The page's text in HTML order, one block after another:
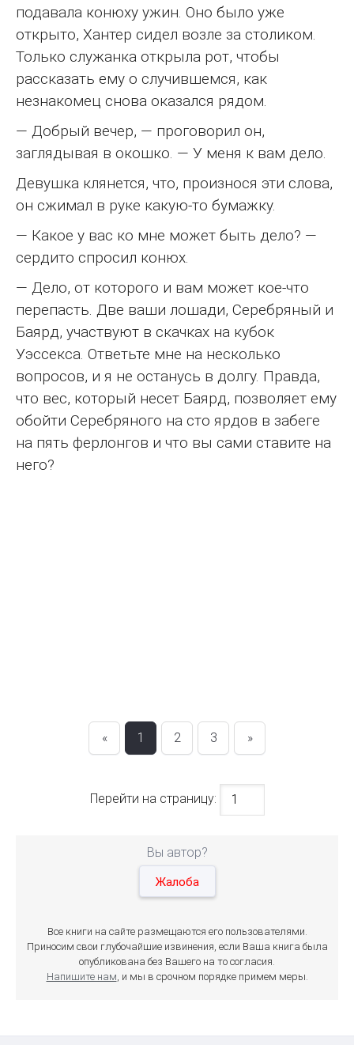
подавала конюху ужин. Оно было уже
открыто, Хантер сидел возле за столиком.
Только служанка открыла рот, чтобы
рассказать ему о случившемся, как
незнакомец снова оказался рядом.
— Добрый вечер, — проговорил он,
заглядывая в окошко. — У меня к вам дело.
Девушка клянется, что, произнося эти слова,
он сжимал в руке какую-то бумажку.
— Какое у вас ко мне может быть дело? —
сердито спросил конюх.
— Дело, от которого и вам может кое-что
перепасть. Две ваши лошади, Серебряный и
Баярд, участвуют в скачках на кубок
Уэссекса. Ответьте мне на несколько
вопросов, и я не останусь в долгу. Правда,
что вес, который несет Баярд, позволяет ему
обойти Серебряного на сто ярдов в забеге
на пять ферлонгов и что вы сами ставите на
него?
« 1 2 3 »
Перейти на страницу:
Вы автор?
Жалоба
Все книги на сайте размещаются его пользователями.
Приносим свои глубочайшие извинения, если Ваша книга была
опубликована без Вашего на то согласия.
Напишите нам , и мы в срочном порядке примем меры.